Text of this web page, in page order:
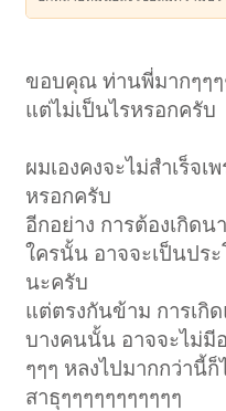
ขอบคุณ ท่านพี่มากๆๆๆ
แต่ไม่เป็นไรหรอกครับ
ผมเองคงจะไม่สำเร็จ
หรอกครับ
อีกอย่าง การต้องเกิด
ใครนั้น อาจจะเป็นปร
นะครับ
แต่ตรงกันข้าม การเกิ
บางคนนั้น อาจจะไม่มี
ๆๆๆ หลงไปมากกว่านี้
สาธุๆๆๆๆๆๆๆๆๆๆๆ